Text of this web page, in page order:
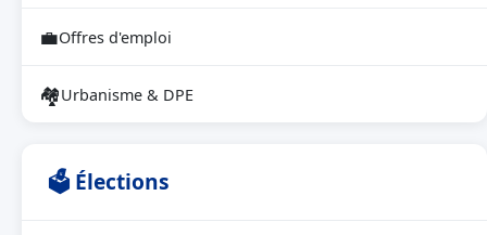
💼Offres d'emploi
🏘Urbanisme & DPE
🗳 Élections